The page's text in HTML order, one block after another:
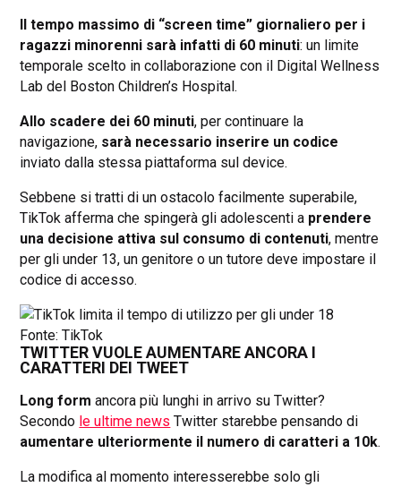
Il tempo massimo di “screen time” giornaliero per i
ragazzi minorenni sarà infatti di 60 minuti: un limite
temporale scelto in collaborazione con il Digital Wellness
Lab del Boston Children’s Hospital.
Allo scadere dei 60 minuti, per continuare la
navigazione, sarà necessario inserire un codice
inviato dalla stessa piattaforma sul device.
Sebbene si tratti di un ostacolo facilmente superabile,
TikTok afferma che spingerà gli adolescenti a prendere
una decisione attiva sul consumo di contenuti, mentre
per gli under 13, un genitore o un tutore deve impostare il
codice di accesso.
Fonte: TikTok
TWITTER VUOLE AUMENTARE ANCORA I
CARATTERI DEI TWEET
Long form ancora più lunghi in arrivo su Twitter?
Secondo le ultime news Twitter starebbe pensando di
aumentare ulteriormente il numero di caratteri a 10k.
La modifica al momento interesserebbe solo gli